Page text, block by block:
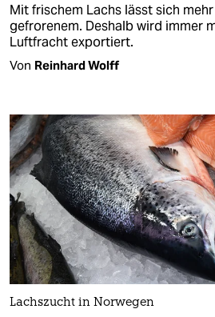
Mit frischem Lachs lässt sich
gefrorenem. Deshalb wird immer
Luftfracht exportiert.
Von Reinhard Wolff
Lachszucht in Norwegen